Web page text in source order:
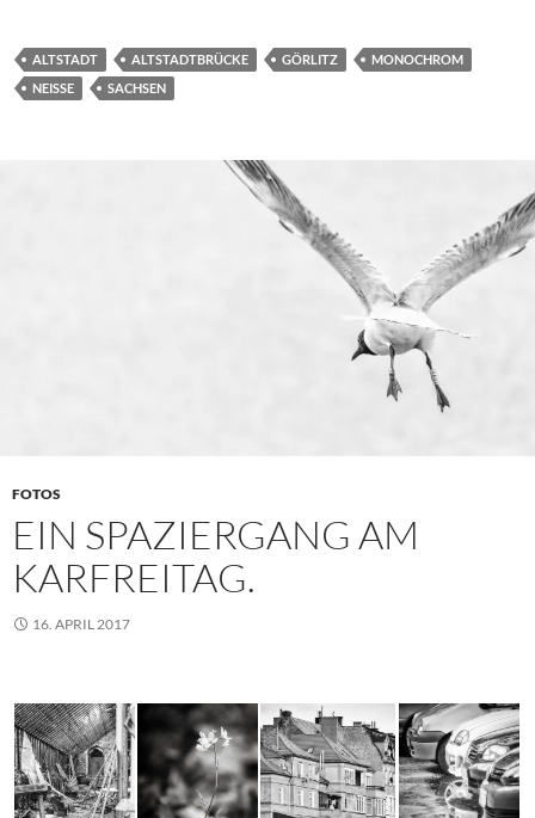
ALTSTADT ALTSTADTBRÜCKE GÖRLITZ
MONOCHROM
NEISSE
SACHSEN
FOTOS
EIN SPAZIERGANG AM
KARFREITAG.
16. APRIL 2017